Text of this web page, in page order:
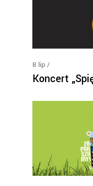
8 lip
Koncert